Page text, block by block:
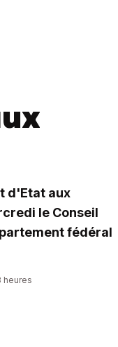
d'Etat aux
le Conseil
fédéral
heures